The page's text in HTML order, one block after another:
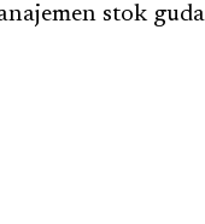
stok